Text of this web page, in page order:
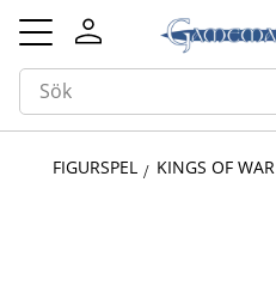
Meny
FIGURSPEL KINGS OF WAR